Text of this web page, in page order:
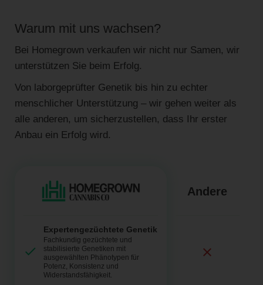
Warum mit uns wachsen?
Bei Homegrown verkaufen wir nicht nur Samen, wir
unterstützen Sie beim Erfolg.
Von laborgeprüfter Genetik bis hin zu echter
menschlicher Unterstützung – wir gehen weiter als
alle anderen, um sicherzustellen, dass Ihr erster
Anbau ein Erfolg wird.
Andere
Expertengezüchtete Genetik
Fachkundig gezüchtete und
stabilisierte Genetiken mit
ausgewählten Phänotypen für
Potenz, Konsistenz und
Widerstandsfähigkeit.